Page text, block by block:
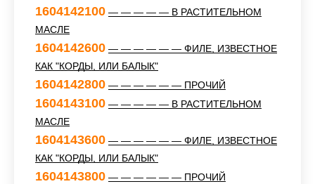
1604142100 — — — — — В РАСТИТЕЛЬНОМ
МАСЛЕ
1604142600 — — — — — — ФИЛЕ, ИЗВЕСТНОЕ
КАК "КОРДЫ, ИЛИ БАЛЫК"
1604142800 — — — — — — ПРОЧИЙ
1604143100 — — — — — В РАСТИТЕЛЬНОМ
МАСЛЕ
1604143600 — — — — — — ФИЛЕ, ИЗВЕСТНОЕ
КАК "КОРДЫ, ИЛИ БАЛЫК"
1604143800 — — — — — — ПРОЧИЙ